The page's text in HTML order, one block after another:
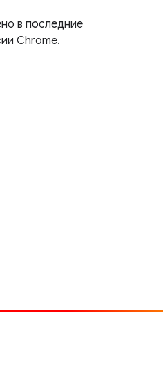
в последние
Chrome.